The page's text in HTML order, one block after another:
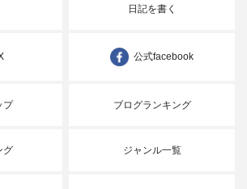
日記を書く
公式facebook
プ ブログランキング
グ ジャンル一覧